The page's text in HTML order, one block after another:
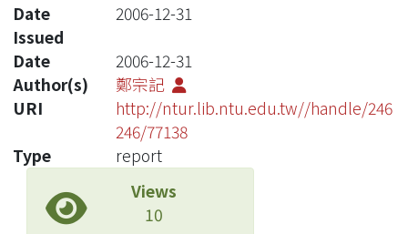
Date
Issued
2006-12-31
Date
2006-12-31
Author(s)
鄭宗記
URI
http://ntur.lib.ntu.edu.tw//handle/246
246/77138
Type
report
Views
10